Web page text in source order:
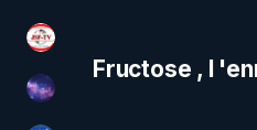
JSF - TV
Devoir de Mémoire
Fructose , l